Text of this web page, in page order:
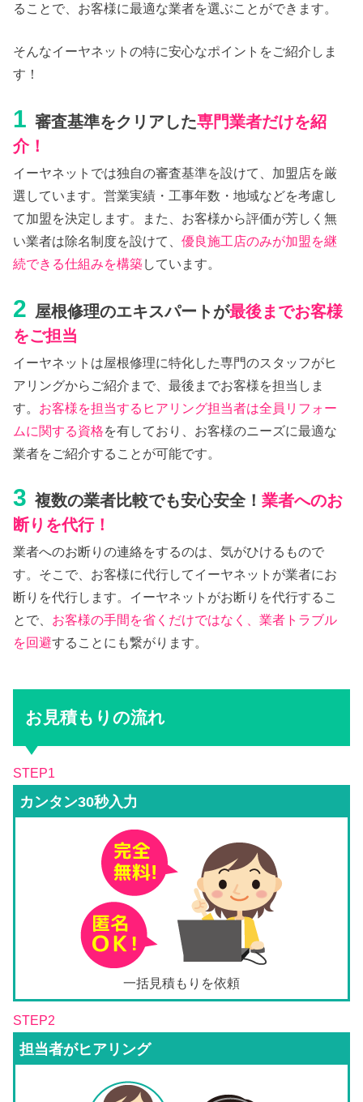
ることで、お客様に最適な業者を選ぶことができます。
そんなイーヤネットの特に安心なポイントをご紹介しま
す！
1 審査基準をクリアした専門業者だけを紹
介！
イーヤネットでは独自の審査基準を設けて、加盟店を厳
選しています。営業実績・工事年数・地域などを考慮し
て加盟を決定します。また、お客様から評価が芳しく無
い業者は除名制度を設けて、優良施工店のみが加盟を継
続できる仕組みを構築しています。
2 屋根修理のエキスパートが最後までお客様
をご担当
イーヤネットは屋根修理に特化した専門のスタッフがヒ
アリングからご紹介まで、最後までお客様を担当しま
す。 お客様を担当するヒアリング担当者は全員リフォー
ムに関する資格を有しており、お客様のニーズに最適な
業者をご紹介することが可能です。
3 複数の業者比較でも安心安全！業者へのお
断りを代行！
業者へのお断りの連絡をするのは、気がひけるもので
す。そこで、お客様に代行してイーヤネットが業者にお
断りを代行します。イーヤネットがお断りを代行するこ
とで、 お客様の手間を省くだけではなく、業者トラブル
を回避することにも繋がります。
お見積もりの流れ
STEP1
カンタン30秒入力
一括見積もりを依頼
STEP2
担当者がヒアリング